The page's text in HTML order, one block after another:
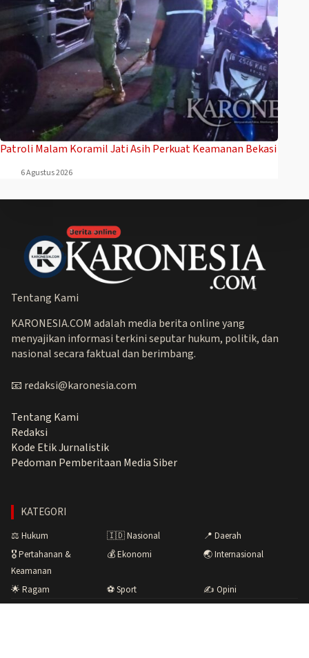
Patroli Malam Koramil Jati Asih Perkuat Keamanan Bekasi
6 Agustus 2026
Tentang Kami
KARONESIA.COM adalah media berita online yang
menyajikan informasi terkini seputar hukum, politik, dan
nasional secara faktual dan berimbang.
📧 redaksi@karonesia.com
Tentang Kami
Redaksi
Kode Etik Jurnalistik
Pedoman Pemberitaan Media Siber
KATEGORI
⚖️ Hukum 🇮🇩 Nasional
📍 Daerah
🎖️ Pertahanan &
Keamanan
💰 Ekonomi 🌏 Internasional
🌟 Ragam ⚽ Sport ✍️ Opini